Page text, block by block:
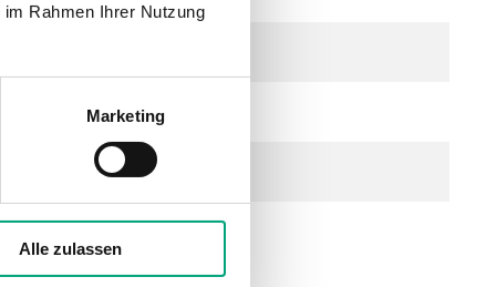
Rahmen Ihrer Nutzung
Marketing
Alle zulassen
A an UO1 und UO2)